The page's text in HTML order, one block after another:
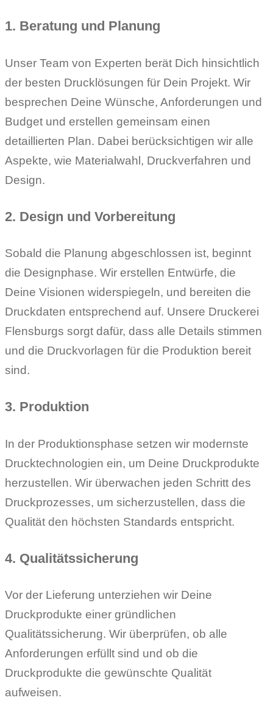
1. Beratung und Planung
Unser Team von Experten berät Dich hinsichtlich
der besten Drucklösungen für Dein Projekt. Wir
besprechen Deine Wünsche, Anforderungen und
Budget und erstellen gemeinsam einen
detaillierten Plan. Dabei berücksichtigen wir alle
Aspekte, wie Materialwahl, Druckverfahren und
Design.
2. Design und Vorbereitung
Sobald die Planung abgeschlossen ist, beginnt
die Designphase. Wir erstellen Entwürfe, die
Deine Visionen widerspiegeln, und bereiten die
Druckdaten entsprechend auf. Unsere Druckerei
Flensburgs sorgt dafür, dass alle Details stimmen
und die Druckvorlagen für die Produktion bereit
sind.
3. Produktion
In der Produktionsphase setzen wir modernste
Drucktechnologien ein, um Deine Druckprodukte
herzustellen. Wir überwachen jeden Schritt des
Druckprozesses, um sicherzustellen, dass die
Qualität den höchsten Standards entspricht.
4. Qualitätssicherung
Vor der Lieferung unterziehen wir Deine
Druckprodukte einer gründlichen
Qualitätssicherung. Wir überprüfen, ob alle
Anforderungen erfüllt sind und ob die
Druckprodukte die gewünschte Qualität
aufweisen.